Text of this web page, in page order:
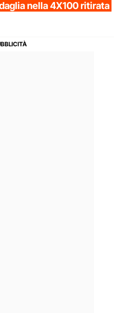
nella 4X100 ritirata